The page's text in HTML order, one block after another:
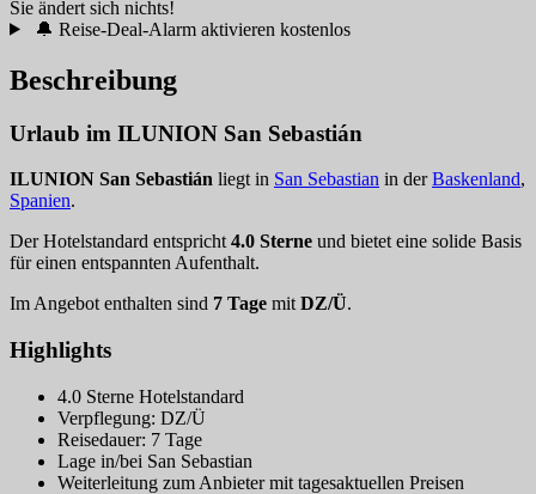
Sie ändert sich nichts!
🔔 Reise-Deal-Alarm aktivieren kostenlos
Beschreibung
Urlaub im ILUNION San Sebastián
ILUNION San Sebastián liegt in San Sebastian in derBaskenland,
Spanien.
Der Hotelstandard entspricht 4.0 Sterne und bietet eine solide Basis
für einen entspannten Aufenthalt.
Im Angebot enthalten sind 7 Tage mit DZ/Ü.
Highlights
4.0 Sterne Hotelstandard
Verpflegung: DZ/Ü
Reisedauer: 7 Tage
Lage in/bei San Sebastian
Weiterleitung zum Anbieter mit tagesaktuellen Preisen